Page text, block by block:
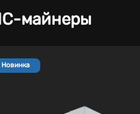
майнеры
Новинка